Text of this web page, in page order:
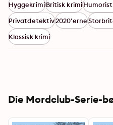
HyggekrimiBritisk krimi
Privatdetektiv2020'erne
Klassisk krimi
Die Mordclub-Serie-